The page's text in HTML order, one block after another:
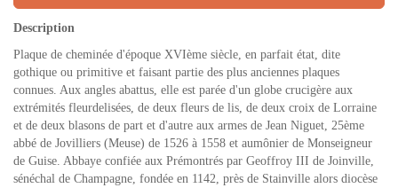
Description
Plaque de cheminée d'époque XVIème siècle, en parfait état, dite
gothique ou primitive et faisant partie des plus anciennes plaques
connues. Aux angles abattus, elle est parée d'un globe crucigère aux
extrémités fleurdelisées, de deux fleurs de lis, de deux croix de Lorraine
et de deux blasons de part et d'autre aux armes de Jean Niguet, 25ème
abbé de Jovilliers (Meuse) de 1526 à 1558 et aumônier de Monseigneur
de Guise. Abbaye confiée aux Prémontrés par Geoffroy III de Joinville,
sénéchal de Champagne, fondée en 1142, près de Stainville alors diocèse